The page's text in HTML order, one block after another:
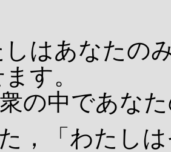
しはあなたの
す。
中であなた
，「わたし